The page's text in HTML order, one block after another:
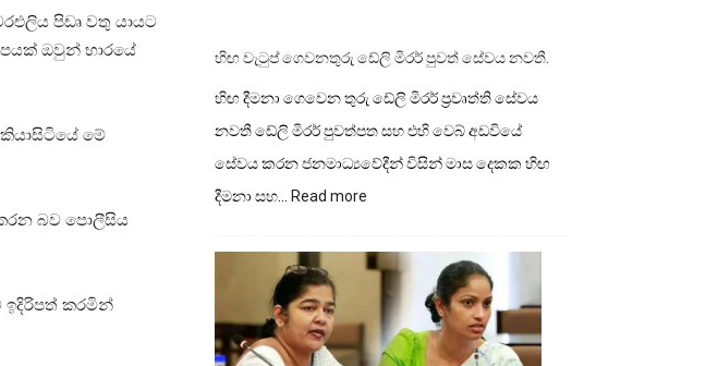
පිඩෘ වතු යායට
ඔවුන් භාරයේ
මේ
බව පොලීසිය
කරමින්
හිඟ වැටුප් ගෙවනතුරු ඩේලි මිරර් පුවත් සේවය නවතී.
හිඟ දීමනා ගෙවෙන තුරු ඩේලි මිරර් ප්‍රවෘත්ති සේවය
නවතී ඩේලි මිරර් පුවත්පත සහ එහි වෙබ් අඩවියේ
සේවය කරන ජනමාධ්‍යවේදීන් විසින් මාස දෙකක හිඟ
දීමනා සහ… Read more
ගෙවනතුරු
ඩේලි
මිරර්
පුවත්
සේවය